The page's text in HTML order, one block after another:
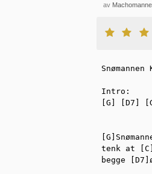
av
Intro:
[G] [D7]
tenk at
begge